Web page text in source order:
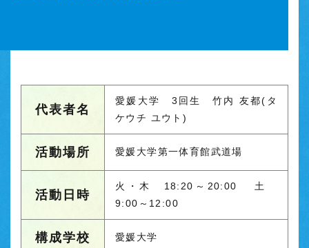
代表者名
愛媛大学 3回生 竹内 友都(タ
ケウチ ユウト)
活動場所 愛媛大学第一体育館武道場
活動日時
火・木 18:20～20:00 土
9:00～12:00
構成学校 愛媛大学